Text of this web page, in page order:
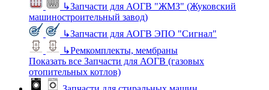
↳Запчасти для АОГВ "ЖМЗ" (Жуковский
машиностроительный завод)
↳Запчасти для АОГВ ЭПО "Сигнал"
↳Ремкомплекты, мембраны
Показать все Запчасти для АОГВ (газовых
отопительных котлов)